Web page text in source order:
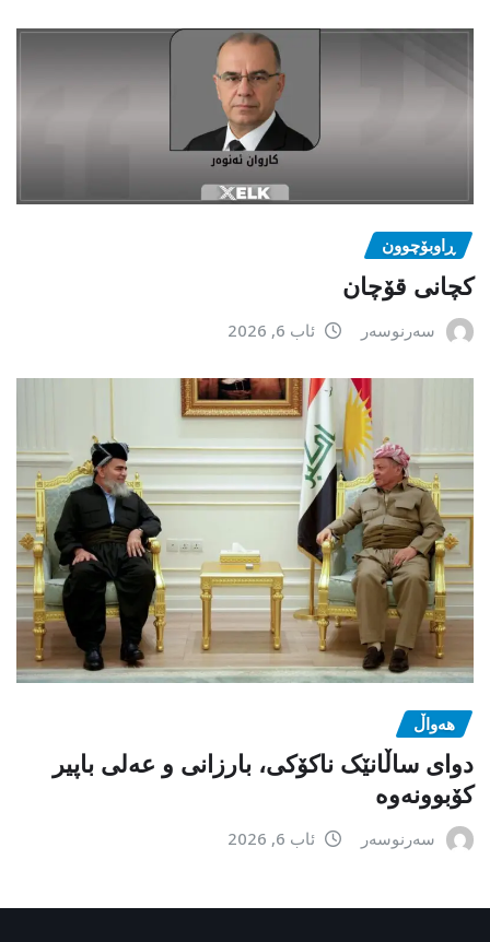
ڕاوبۆچوون
کچانی قۆچان
سەرنوسەر ئاب 6, 2026
هەواڵ
دوای ساڵانێک ناکۆکی، بارزانی و عەلی باپیر
کۆبوونەوە
سەرنوسەر ئاب 6, 2026